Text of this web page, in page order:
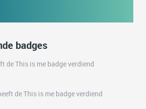
badges
de This is me badge verdiend
de This is me badge verdiend